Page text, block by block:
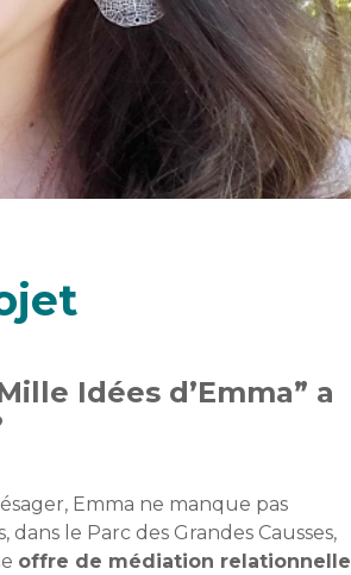
Idées d’Emma” a
Emma ne manque pas
le Parc des Grandes Causses,
offre de médiation relationnelle